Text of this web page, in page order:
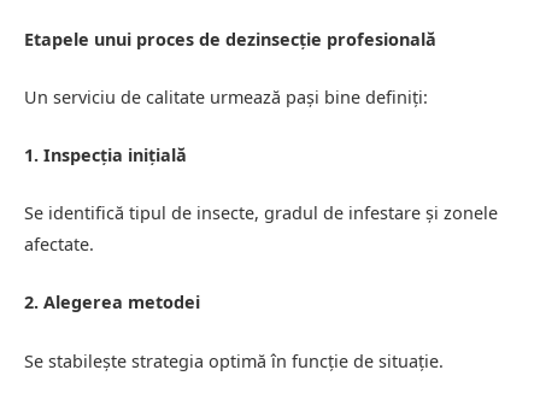
Etapele unui proces de dezinsecție profesională
Un serviciu de calitate urmează pași bine definiți:
1. Inspecția inițială
Se identifică tipul de insecte, gradul de infestare și zonele
afectate.
2. Alegerea metodei
Se stabilește strategia optimă în funcție de situație.